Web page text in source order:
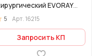
EVORAY
5 Арт.16215
Запросить КП